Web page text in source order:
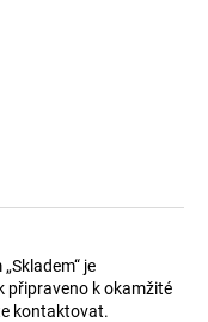
je
připraveno k okamžité
kontaktovat.